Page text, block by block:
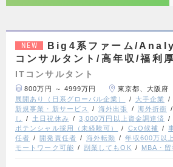
NEW
Big4系ファーム/
コンサルタント/高年収/福利
ITコンサルタント
800万円 ～ 4999万円 東京都、大阪府
展開あり（日系グローバル企業）
大手企業
新規事業・新サービス
海外出張 海外折衝
し
土日祝休み 3,000万円以上資金調達済
ポテンシャル採用（未経験可）
CxO候補
任者
開発責任者 海外転勤 年収600万以上
モートワーク可能
副業してもOK MBA・